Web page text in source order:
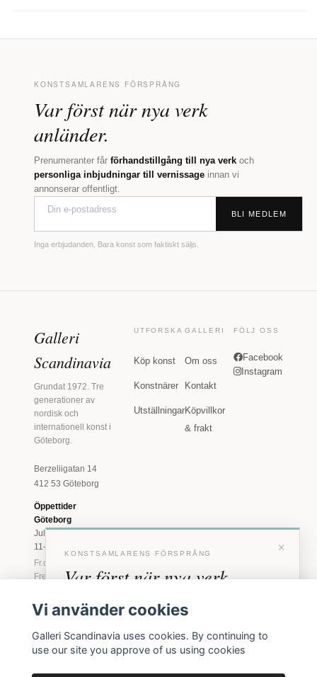
KONSTSAMLARENS FÖRSPRÅNG
Var först när nya verk
anländer.
Prenumeranter får förhandstillgång till nya verk och
personliga inbjudningar till vernissage innan vi
annonserar offentligt.
BLI MEDLEM
Inga erbjudanden. Bara konst som faktiskt säljs.
Galleri
Scandinavia
Grundat 1972. Tre
generationer av
nordisk och
internationell konst i
Göteborg.
Berzeliigatan 14
412 53 Göteborg
Öppettider
Göteborg
Juli: Tis 11-18 · Lör
11-16
Fr.o.m. augusti: Tis-
Fre 11-18 · Lör 11-
Marstrand
2026
Tis-Fre 11-18 ·
UTFORSKA
Köp konst
Konstnärer
Utställningar
GALLERI
Om oss
Kontakt
Köpvillkor
& frakt
FÖLJ OSS
Facebook
Instagram
×
KONSTSAMLARENS FÖRSPRÅNG
Var först när nya verk
anländer
inbjudningar till vernissage, innan vi annonserar
offentligt.
Vi använder cookies
Galleri Scandinavia uses cookies. By continuing to
use our site you approve of us using cookies